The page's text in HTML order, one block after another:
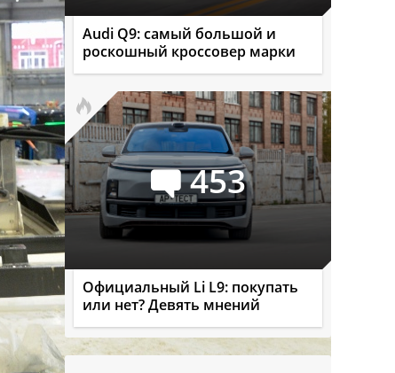
Audi Q9: самый большой и
роскошный кроссовер марки
453
Официальный Li L9: покупать
или нет? Девять мнений